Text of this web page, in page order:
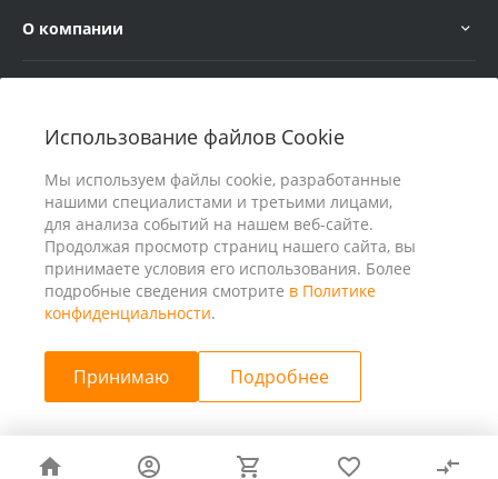
Использование файлов Cookie
Мы используем файлы cookie, разработанные
нашими специалистами и третьими лицами,
для анализа событий на нашем веб-сайте.
Продолжая просмотр страниц нашего сайта, вы
принимаете условия его использования. Более
подробные сведения смотрите в Политике
конфиденциальности.
Принимаю Подробнее
О компании
© 2026 ООО «25 Киловатт» ИНН 4401188290, Все права
защищены